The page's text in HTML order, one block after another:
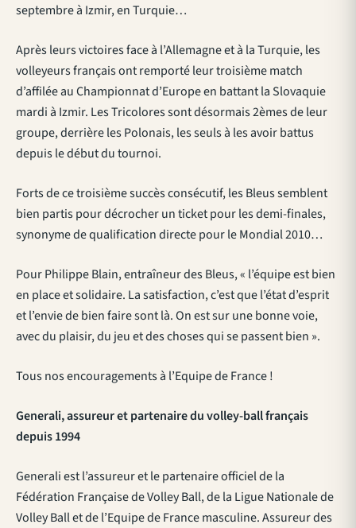
septembre à Izmir, en Turquie…
Après leurs victoires face à l’Allemagne et à la Turquie, les
volleyeurs français ont remporté leur troisième match
d’affilée au Championnat d’Europe en battant la Slovaquie
mardi à Izmir. Les Tricolores sont désormais 2èmes de leur
groupe, derrière les Polonais, les seuls à les avoir battus
depuis le début du tournoi.
Forts de ce troisième succès consécutif, les Bleus semblent
bien partis pour décrocher un ticket pour les demi-finales,
synonyme de qualification directe pour le Mondial 2010…
Pour Philippe Blain, entraîneur des Bleus, « l’équipe est bien
en place et solidaire. La satisfaction, c’est que l’état d’esprit
et l’envie de bien faire sont là. On est sur une bonne voie,
avec du plaisir, du jeu et des choses qui se passent bien ».
Tous nos encouragements à l’Equipe de France !
Generali, assureur et partenaire du volley-ball français
depuis 1994
Generali est l’assureur et le partenaire officiel de la
Fédération Française de Volley Ball, de la Ligue Nationale de
Volley Ball et de l’Equipe de France masculine. Assureur des